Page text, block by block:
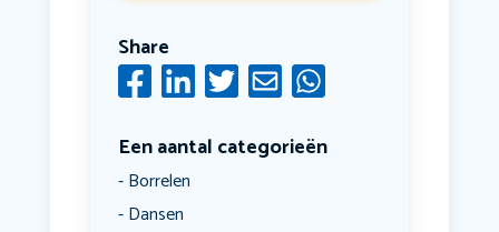
Share
Een aantal categorieën
Borrelen
Dansen